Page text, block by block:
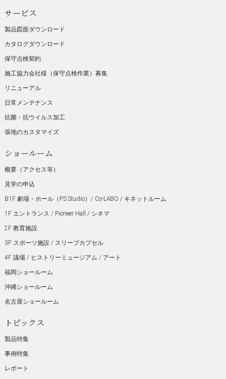
サービス
製品図面ダウンロード
カタログダウンロード
保守点検契約
施工協力会社様（保守点検作業）募集
リニューアル
日常メンテナンス
抗菌・抗ウイルス加工
張地のカスタマイズ
ショールーム
概要（アクセス等）
見学の申込
B1F 劇場・ホール（P.S Studio）/ Co-LABO / キネットルーム
1F エントランス / Pioneer Hall / シネマ
2F 教育施設
3F スポーツ施設 / スリープカプセル
4F 議場 / ヒストリーミュージアム / アート
福岡ショールーム
沖縄ショールーム
名古屋ショールーム
トピックス
製品特集
事例特集
レポート